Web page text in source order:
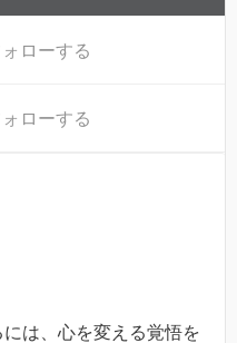
ローする
ローする
は、心を変える覚悟を